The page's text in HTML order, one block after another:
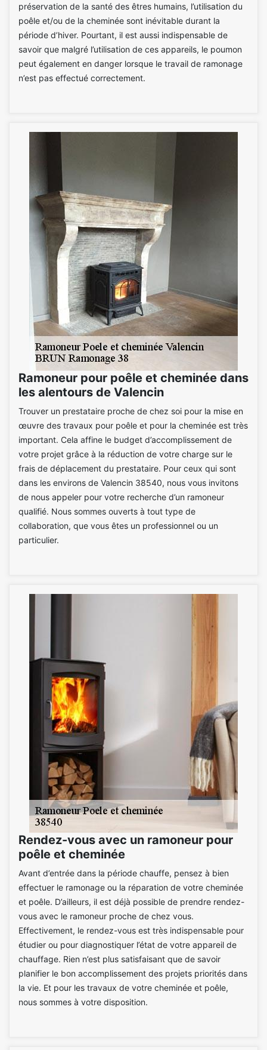
préservation de la santé des êtres humains, l’utilisation du
poêle et/ou de la cheminée sont inévitable durant la
période d’hiver. Pourtant, il est aussi indispensable de
savoir que malgré l’utilisation de ces appareils, le poumon
peut également en danger lorsque le travail de ramonage
n’est pas effectué correctement.
Ramoneur pour poêle et cheminée dans
les alentours de Valencin
Trouver un prestataire proche de chez soi pour la mise en
œuvre des travaux pour poêle et pour la cheminée est très
important. Cela affine le budget d’accomplissement de
votre projet grâce à la réduction de votre charge sur le
frais de déplacement du prestataire. Pour ceux qui sont
dans les environs de Valencin 38540, nous vous invitons
de nous appeler pour votre recherche d’un ramoneur
qualifié. Nous sommes ouverts à tout type de
collaboration, que vous êtes un professionnel ou un
particulier.
Rendez-vous avec un ramoneur pour
poêle et cheminée
Avant d’entrée dans la période chauffe, pensez à bien
effectuer le ramonage ou la réparation de votre cheminée
et poêle. D’ailleurs, il est déjà possible de prendre rendez-
vous avec le ramoneur proche de chez vous.
Effectivement, le rendez-vous est très indispensable pour
étudier ou pour diagnostiquer l’état de votre appareil de
chauffage. Rien n’est plus satisfaisant que de savoir
planifier le bon accomplissement des projets priorités dans
la vie. Et pour les travaux de votre cheminée et poêle,
nous sommes à votre disposition.